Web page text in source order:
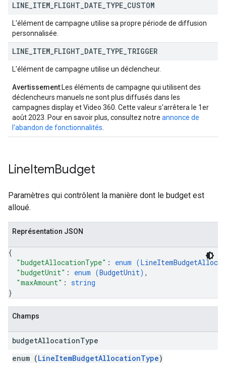
LINE ITEM FLIGHT DATE TYPE CUSTOM
L'élément de campagne utilise sa propre période de diffusion
personnalisée.
LINE ITEM FLIGHT DATE TYPE TRIGGER
L'élément de campagne utilise un déclencheur.
Avertissement:Les éléments de campagne qui utilisent des
déclencheurs manuels ne sont plus diffusés dans les
campagnes display et Video 360. Cette valeur s'arrêtera le 1er
août 2023. Pour en savoir plus, consultez notre annonce de
l'abandon de fonctionnalités
LineItemBudget
Paramètres qui contrôlent la manière dont le budget est
alloué.
Représentation JSON
{
"budgetAllocationType" : enum (
"budgetUnit" : enum (BudgetUnit) ,
"maxAmount" : string
}
Champs
budgetAllocationType
enum (LineItemBudgetAllocationType)